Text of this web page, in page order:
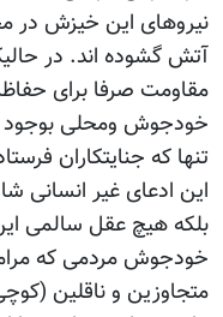
نیروهای این خیزش در
آتش گشوده اند. در
مقاومت صرفا برای
خودجوش ومحلی
تنها که جنایتکاران
این ادعای غیر انسانی
بلکه هیچ عقل سالمی
خودجوش مردمی که
متجاوزین و ناقلین